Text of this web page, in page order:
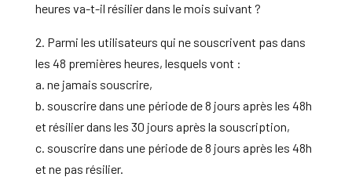
heures va-t-il résilier dans le mois suivant ?
2. Parmi les utilisateurs qui ne souscrivent pas dans
les 48 premières heures, lesquels vont :
a. ne jamais souscrire,
b. souscrire dans une période de 8 jours après les 48h
et résilier dans les 30 jours après la souscription,
c. souscrire dans une période de 8 jours après les 48h
et ne pas résilier.